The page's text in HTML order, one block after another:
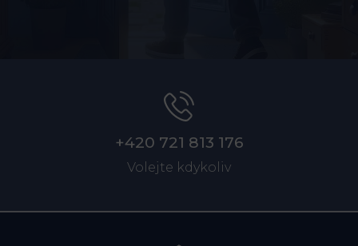
+420 721 813 176
Volejte kdykoliv